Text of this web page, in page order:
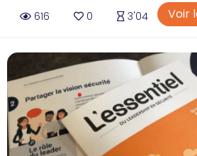
616
0 3'04 Voir